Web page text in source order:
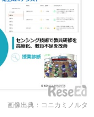
画像出典：コニカミノルタ